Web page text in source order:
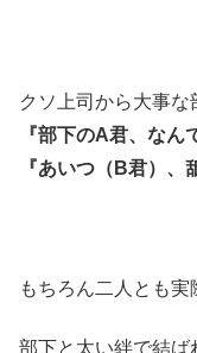
クソ上司から大事な
『部下のA君、なん
『あいつ（B君）、
もちろん二人とも実
部下と太い絆で結ば